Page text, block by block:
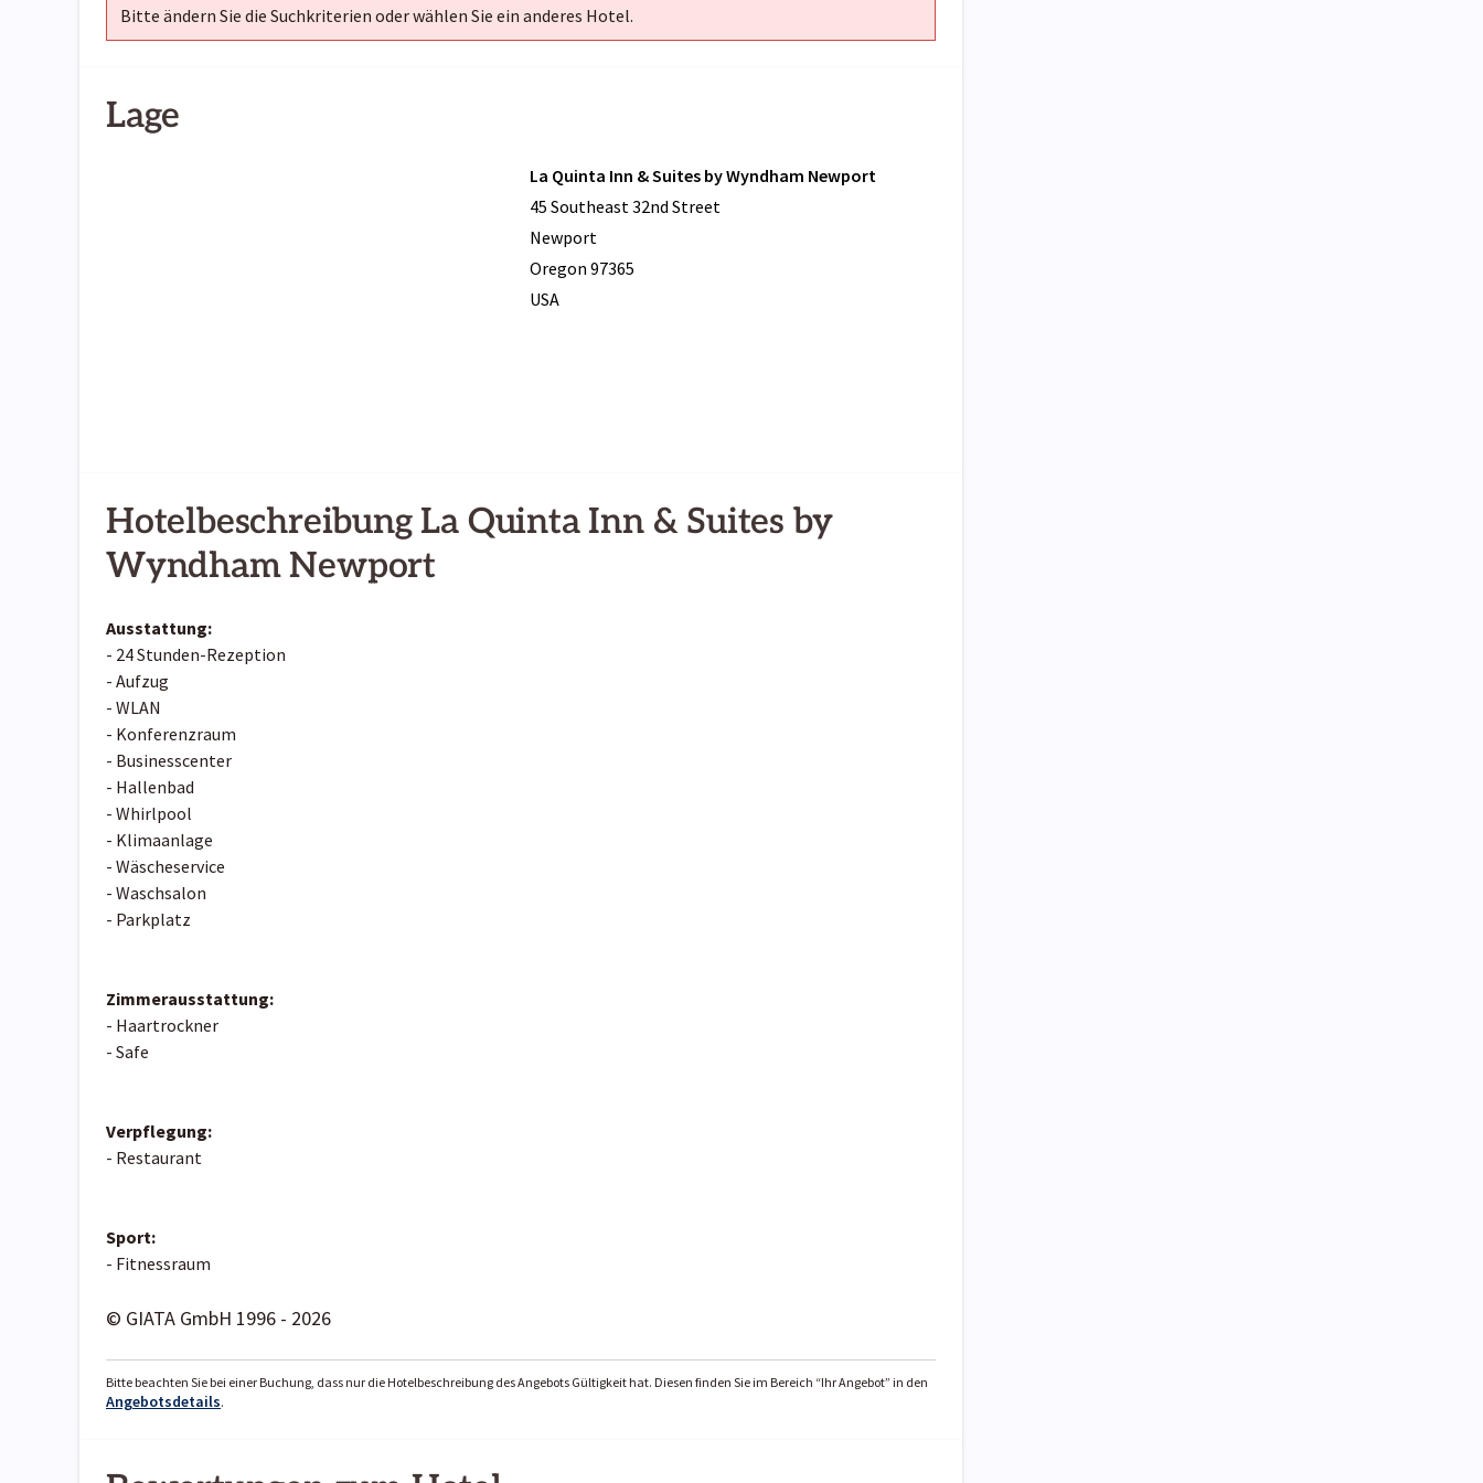
Bitte ändern Sie die Suchkriterien oder wählen Sie ein anderes Hotel.
Lage
La Quinta Inn & Suites by Wyndham Newport
45 Southeast 32nd Street
Newport
Oregon 97365
USA
Hotelbeschreibung La Quinta Inn & Suites by
Wyndham Newport
Ausstattung:
- 24 Stunden-Rezeption
- Aufzug
- WLAN
- Konferenzraum
- Businesscenter
- Hallenbad
- Whirlpool
- Klimaanlage
- Wäscheservice
- Waschsalon
- Parkplatz
Zimmerausstattung:
- Haartrockner
- Safe
Verpflegung:
- Restaurant
Sport:
- Fitnessraum
© GIATA GmbH 1996 - 2026
Bitte beachten Sie bei einer Buchung, dass nur die Hotelbeschreibung des Angebots Gültigkeit hat. Diesen finden Sie im Bereich “Ihr Angebot” in den
Angebotsdetails.